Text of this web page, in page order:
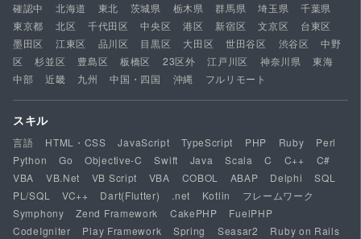
確認中 北海道 東北 茨城県 栃木県 群馬県 埼玉県
千葉県
東京都
北区 千代田区 中央区 港区 新宿区 文京区
台東区
墨田区
江東区 品川区 目黒区 大田区 世田谷区 渋谷区
中野
区
杉並区 豊島区 板橋区 23区外 江戸川区 神奈川県
東海
中部
近畿 九州 中国・四国 沖縄 フルリモート
スキル
言語 HTML・CSS JavaScript TypeScript PHP Ruby
Perl
Python
Go Objective-C Swift Java Scala C C++
C#
VBA
VB.Net VB Script VBA COBOL ABAP Delphi
SQL
PL/SQL
VC++ Dart(Flutter) .net Kotlin
フレームワーク
Symphony
Zend Framework CakePHP
FuelPHP
CodeIgniter
Play Framework Spring Seasar2
Ruby on Rails